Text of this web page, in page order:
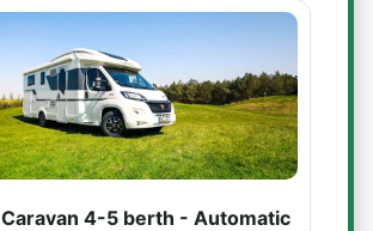
Caravan 4-5 berth - Automatic